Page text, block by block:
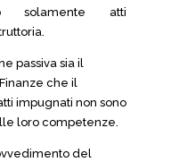
solamente atti
passiva sia il
che il
impugnati non sono
loro competenze.
del